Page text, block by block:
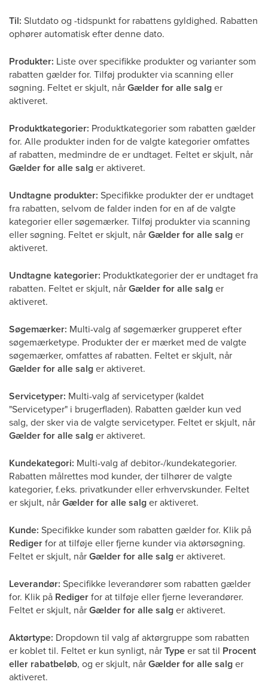
Til: Slutdato og -tidspunkt for rabattens gyldighed. Rabatten
ophører automatisk efter denne dato.
Produkter: Liste over specifikke produkter og varianter som
rabatten gælder for. Tilføj produkter via scanning eller
søgning. Feltet er skjult, nårGælder for alle salger
aktiveret.
Produktkategorier: Produktkategorier som rabatten gælder
for. Alle produkter inden for de valgte kategorier omfattes
af rabatten, medmindre de er undtaget. Feltet er skjult, når
Gælder for alle salger aktiveret.
Undtagne produkter: Specifikke produkter der er undtaget
fra rabatten, selvom de falder inden for en af de valgte
kategorier eller søgemærker. Tilføj produkter via scanning
eller søgning. Feltet er skjult, nårGælder for alle salger
aktiveret.
Undtagne kategorier: Produktkategorier der er undtaget fra
rabatten. Feltet er skjult, nårGælder for alle salger
aktiveret.
Søgemærker: Multi-valg af søgemærker grupperet efter
søgemærketype. Produkter der er mærket med de valgte
søgemærker, omfattes af rabatten. Feltet er skjult, når
Gælder for alle salger aktiveret.
Servicetyper: Multi-valg af servicetyper (kaldet
"Servicetyper" i brugerfladen). Rabatten gælder kun ved
salg, der sker via de valgte servicetyper. Feltet er skjult, når
Gælder for alle salger aktiveret.
Kundekategori: Multi-valg af debitor-/kundekategorier.
Rabatten målrettes mod kunder, der tilhører de valgte
kategorier, f.eks. privatkunder eller erhvervskunder. Feltet
er skjult, nårGælder for alle salger aktiveret.
Kunde: Specifikke kunder som rabatten gælder for. Klik på
Redigerfor at tilføje eller fjerne kunder via aktørsøgning.
Feltet er skjult, nårGælder for alle salger aktiveret.
Leverandør: Specifikke leverandører som rabatten gælder
for. Klik på Redigerfor at tilføje eller fjerne leverandører.
Feltet er skjult, nårGælder for alle salger aktiveret.
Aktørtype: Dropdown til valg af aktørgruppe som rabatten
er koblet til. Feltet er kun synligt, nårTypeer sat til Procent
eller rabatbeløb, og er skjult, nårGælder for alle salger
aktiveret.